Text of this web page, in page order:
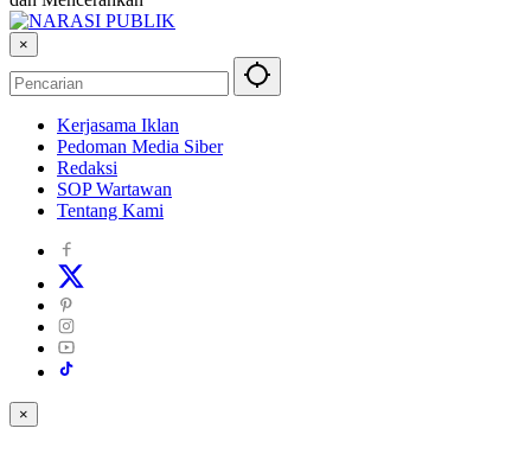
×
Kerjasama Iklan
Pedoman Media Siber
Redaksi
SOP Wartawan
Tentang Kami
×